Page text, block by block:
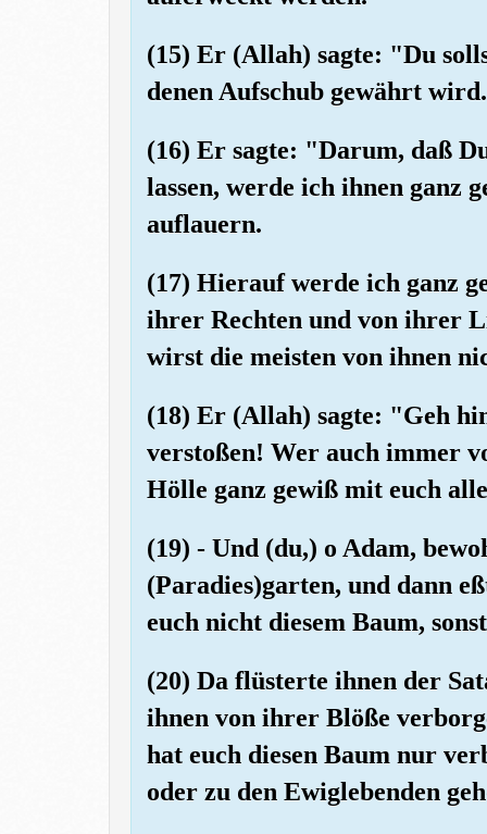
(15) Er (Allah) sagte: "Du
denen Aufschub gewährt
(16) Er sagte: "Darum, daß
lassen, werde ich ihnen ganz
auflauern.
(17) Hierauf werde ich ganz
ihrer Rechten und von ihrer
wirst die meisten von ihnen
(18) Er (Allah) sagte: "Geh
verstoßen! Wer auch immer
Hölle ganz gewiß mit euch
(19) - Und (du,) o Adam,
(Paradies)garten, und dann
euch nicht diesem Baum,
(20) Da flüsterte ihnen der
ihnen von ihrer Blöße
hat euch diesen Baum nur
oder zu den Ewiglebenden